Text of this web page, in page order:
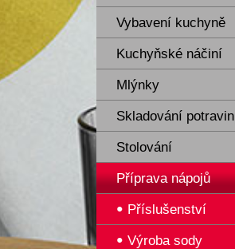
Vybavení kuchyně
Kuchyňské náčiní
Mlýnky
Skladování potravin
Stolování
Příprava nápojů
Příslušenství
Výroba sody